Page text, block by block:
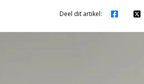
Deel dit artikel: